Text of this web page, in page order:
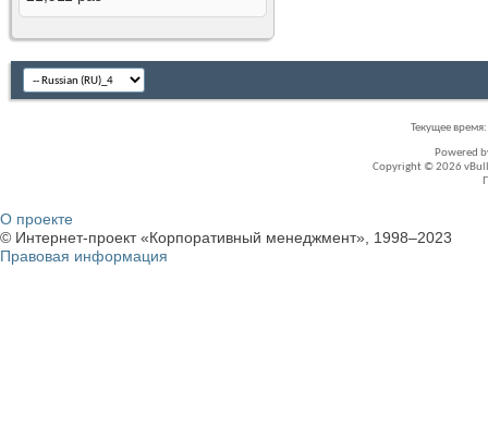
Текущее время:
Powered
Copyright © 2026
О проекте
© Интернет-проект «Корпоративный менеджмент», 1998–2023
Правовая информация